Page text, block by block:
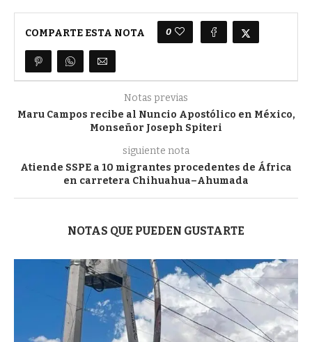
COMPARTE ESTA NOTA 0
Notas previas
Maru Campos recibe al Nuncio Apostólico en México,
Monseñor Joseph Spiteri
siguiente nota
Atiende SSPE a 10 migrantes procedentes de África
en carretera Chihuahua–Ahumada
NOTAS QUE PUEDEN GUSTARTE